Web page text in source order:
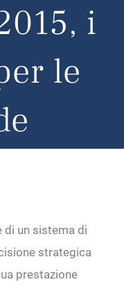
i
le
di un sistema di
strategica
prestazione